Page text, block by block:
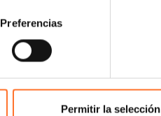
Preferencias
Permitir la selección